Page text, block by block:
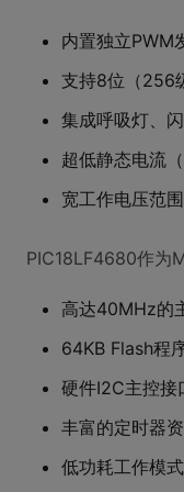
内置独立PWM
支持8位（256
集成呼吸灯、
超低静态电流（
宽工作电压范
PIC18LF4680作为
高达40MHz的
64KB Flash程
硬件I2C主控接
丰富的定时器
低功耗工作模式